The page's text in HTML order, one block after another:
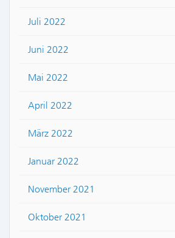
Juli 2022
Juni 2022
Mai 2022
April 2022
März 2022
Januar 2022
November 2021
Oktober 2021